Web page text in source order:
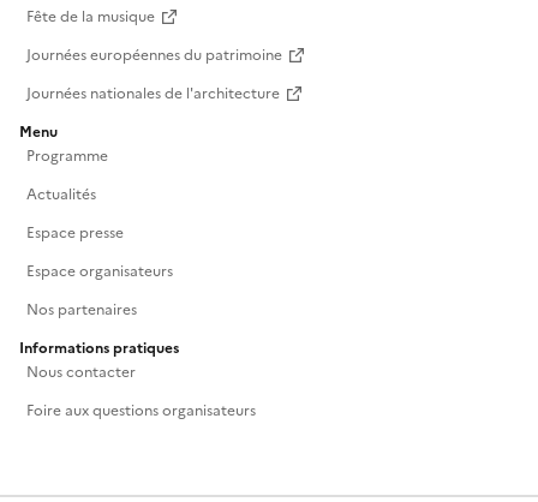
Fête de la musique
Journées européennes du patrimoine
Journées nationales de l'architecture
Menu
Programme
Actualités
Espace presse
Espace organisateurs
Nos partenaires
Informations pratiques
Nous contacter
Foire aux questions organisateurs